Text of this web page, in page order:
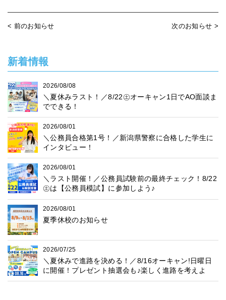
< 前のお知らせ 次のお知らせ >
新着情報
2026/08/08
＼夏休みラスト！／8/22㊏オーキャン1日でAO面談ま
でできる！
2026/08/01
＼公務員合格第1号！／新潟県警察に合格した学生に
インタビュー！
2026/08/01
＼ラスト開催！／公務員試験前の最終チェック！8/22
㊏は【公務員模試】に参加しよう♪
2026/08/01
夏季休校のお知らせ
2026/07/25
＼夏休みで進路を決める！／8/16オーキャン!日曜日
に開催！プレゼント抽選会も♪楽しく進路を考えよ
う！